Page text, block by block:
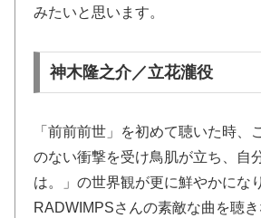
みたいと思います。
神木隆之介／立花瀧役
「前前前世」を初めて聴いた時、
のない衝撃を受け鳥肌が立ち、自
は。」の世界観が更に鮮やかにな
RADWIMPSさんの素敵な曲を聴